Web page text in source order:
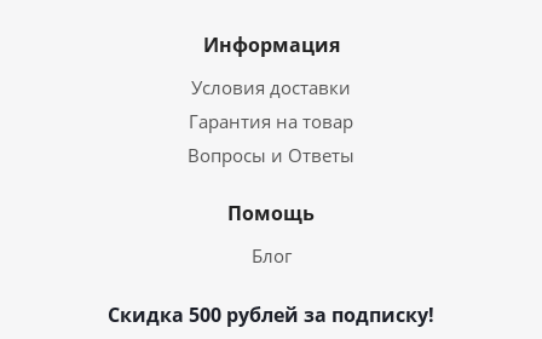
Информация
Условия доставки
Гарантия на товар
Вопросы и Ответы
Помощь
Блог
Скидка 500 рублей за подписку!